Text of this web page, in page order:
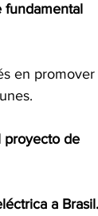
fundamental
en promover
proyecto de
a Brasil.